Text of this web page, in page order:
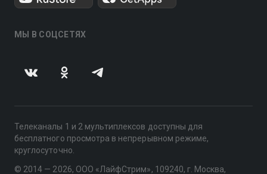
МЫ В СОЦСЕТЯХ
Телеканалы 1 и 2 мультиплексов доступны для
бесплатного просмотра в непрерывном режиме,
круглосуточно.
© 2014 — 2026, ООО «ЛайфСтрим», 109240, г. Москва,